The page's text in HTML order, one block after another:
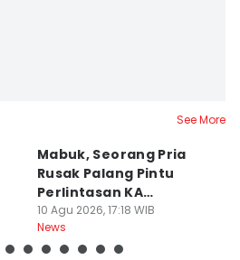
See More
Mabuk, Seorang Pria
Rusak Palang Pintu
Perlintasan KA
Banyuraden
10 Agu 2026, 17:18 WIB
News